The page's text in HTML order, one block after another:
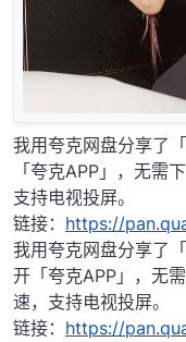
我用夸克网盘分享了
「夸克APP」，无需
支持电视投屏。
链接： https://
我用夸克网盘分享了
开「夸克APP」，无
速，支持电视投屏。
链接： https://